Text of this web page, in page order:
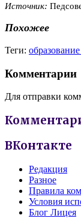
Источник:
Похожее
Теги:
Комментарии
Для отправки
ВКонтакте
Редакция
Разное
Правила
Условия
Блог Лицея